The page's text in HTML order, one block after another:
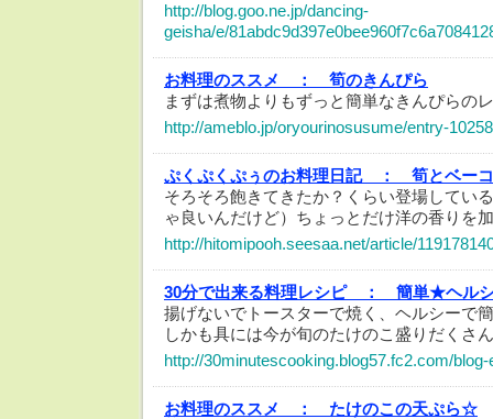
http://blog.goo.ne.jp/dancing-
geisha/e/
お料理のススメ ：
筍のきんぴら
まずは煮物よりもずっと簡単なきんぴらの
http://ameblo.jp/oryourinosusume/entry-
ぷくぷくぷぅのお料理日記 ：
筍とベー
そろそろ飽きてきたか？くらい登場してい
ゃ良いんだけど）ちょっとだけ洋の香りを
http://hitomipooh.seesaa.net/article/
30分で出来る料理レシピ ：
簡単★ヘル
揚げないでトースターで焼く、ヘルシー
しかも具には今が旬のたけのこ盛りだくさ
http://30minutescooking.blog57.fc2.com/
お料理のススメ ：
たけのこの天ぷら☆